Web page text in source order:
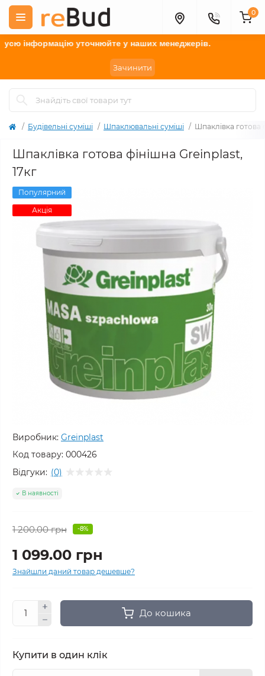
уточнюйтеу наших менеджерів.
Зачинити
0
Будівельні cуміші Шпаклювальні суміші Шпаклівка готова
Шпаклівка готова фінішна Greinplast,
17кг
Популярний
Акція
Виробник: Greinplast
Код товару: 000426
Відгуки: (0)
В наявності
1 200.00 грн -8%
1 099.00 грн
Знайшли даний товар дешевше?
До кошика
Купити в один клік